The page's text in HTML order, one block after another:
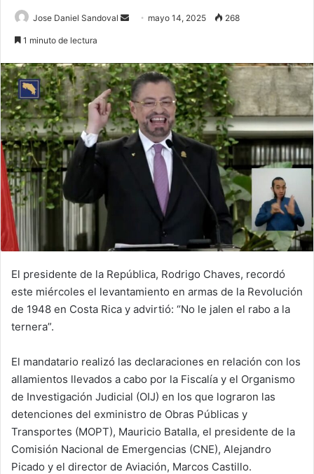
Jose Daniel Sandoval
Send mayo 14, 2025 268
1 minuto de lectura
El presidente de la República, Rodrigo Chaves, recordó
este miércoles el levantamiento en armas de la Revolución
de 1948 en Costa Rica y advirtió: “No le jalen el rabo a la
ternera”.
El mandatario realizó las declaraciones en relación con los
allamientos llevados a cabo por la Fiscalía y el Organismo
de Investigación Judicial (OIJ) en los que lograron las
detenciones del exministro de Obras Públicas y
Transportes (MOPT), Mauricio Batalla, el presidente de la
Comisión Nacional de Emergencias (CNE), Alejandro
Picado y el director de Aviación, Marcos Castillo.